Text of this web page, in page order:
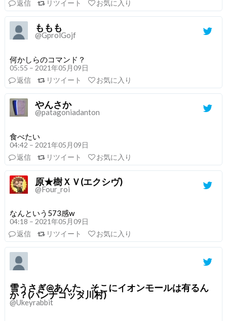
返信 リツイート お気に入り
ももも
@GprolGojf
何かしらのコマンド？
05:55 – 2021年05月09日
返信
リツイート お気に入り
やんさか
@patagoniadanton
食べたい
04:42 – 2021年05月09日
返信
リツイート お気に入り
原★樹ＸＶ(エクシヴ)
@Four_roi
なんという573感w
04:18 – 2021年05月09日
返信
リツイート お気に入り
雪うさぎ@あんた、そこにイオンモールは有るん
か？(パンナコッタ川村)
@Ukeyrabbit